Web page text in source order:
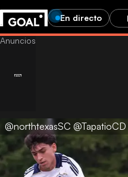
En directo
@northtexasSC @TapatioCD